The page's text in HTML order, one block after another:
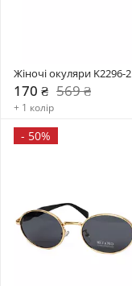
Жіночі окуляри K2296-2
170 ₴ 569 ₴
+ 1 колір
- 50%